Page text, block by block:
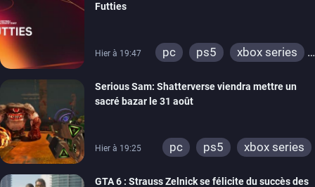
Futties
Hier à 19:47 pc ps5
xbox series
xbox one
switch 2
Serious Sam: Shatterverse viendra mettre un
sacré bazar le 31 août
Hier à 19:25 pc ps5 xbox series
GTA 6 : Strauss Zelnick se félicite du succès des